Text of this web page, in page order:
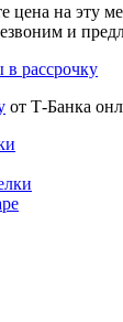
цена на эту
и
в рассрочку
от Т-Банка